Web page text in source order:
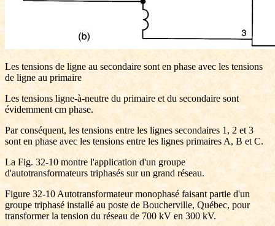
Les tensions de ligne au secondaire sont en phase avec les tensions
de ligne au primaire
Les tensions ligne-à-neutre du primaire et du secondaire sont
évidemment cm phase.
Par conséquent, les tensions entre les lignes secondaires 1, 2 et 3
sont en phase avec les tensions entre les lignes primaires A, B et C.
La Fig. 32-10 montre l'application d'un groupe
d'autotransformateurs triphasés sur un grand réseau.
Figure 32-10 Autotransformateur monophasé faisant partie d'un
groupe triphasé installé au poste de Boucherville, Québec, pour
transformer la tension du réseau de 700 kV en 300 kV.